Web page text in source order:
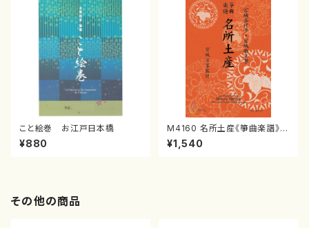
こと絵巻 お江戸日本橋
¥880
M4160 名所土産《箏曲楽譜》
（箏/宮城喜代子・宮城数江著・
宮城宗家監修/箏曲古典楽譜）
¥1,540
その他の商品